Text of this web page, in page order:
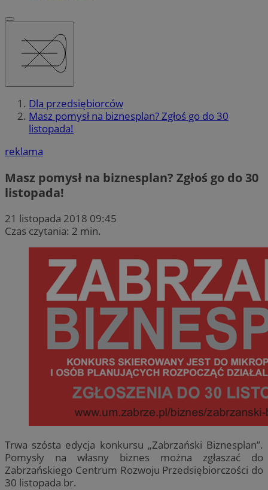
Dla przedsiębiorców
Masz pomysł na biznesplan? Zgłoś go do 30
listopada!
reklama
Masz pomysł na biznesplan? Zgłoś go do 30
listopada!
21 listopada 2018 09:45
Czas czytania: 2 min.
Trwa szósta edycja konkursu „Zabrzański Biznesplan”.
Pomysły na własny biznes można zgłaszać do
Zabrzańskiego Centrum Rozwoju Przedsiębiorczości do
30 listopada br.